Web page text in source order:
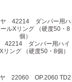
42214 ダンパー用ハイ
リング （硬度50・8個）